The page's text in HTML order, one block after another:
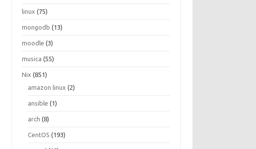
linux (75)
mongodb (13)
moodle (3)
musica (55)
Nix (851)
amazon linux (2)
ansible (1)
arch (8)
CentOS (193)